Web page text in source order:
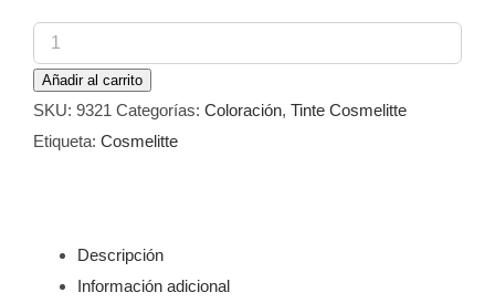
Tinte
Cosmelitte
Color
Caoba
Añadir al carrito
SKU: 9321 Categorías: Coloración, Tinte Cosmelitte
Etiqueta: Cosmelitte
Descripción
Información adicional